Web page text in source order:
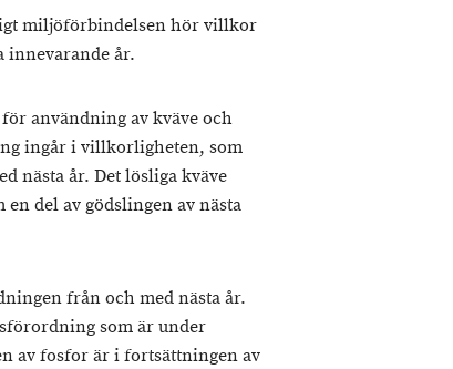
miljöförbindelsen hör villkor
innevarande år.
användning av kväve och
ingår i villkorligheten, som
nästa år. Det lösliga kväve
en del av gödslingen av nästa
från och med nästa år.
som är under
av fosfor är i fortsättningen av